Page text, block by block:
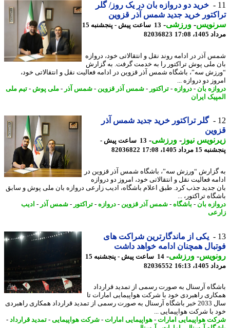
خرید دو دروازه بان در یک روز/ گلر
خرید جدید شمس آذر قزوین
-ورزشی-
13 ساعت پیش - پنجشنبه 15
17:08
82036823
آذر در ادامه روند نقل و انتقالاتی خود، دروازه
ملی پوش تراکتور را به خدمت گرفت. به گزارش
سه”، باشگاه شمس آذر قزوین در ادامه فعالیت نقل و انتقالاتی خود،
دو دروازه ...
بان-دروازه - تراکتور -شمس آذر قزوین -شمس آذر- ملی پوش-تیم ملی
ایران
گلر تراکتور خرید جدید شمس آذر
نیوز-ورزشی-
13 ساعت پیش -
1405، 17:08
82036822
“ورزش سه”، باشگاه شمس آذر قزوین در
فعالیت نقل و انتقالاتی خود، امروز دو دروازه
جدید جذب کرد. طبق اعلام باشگاه، ادیب زارعی دروازه بان ملی پوش و سابق
تراکتور، ...
بان-باشگاه-شمس آذر قزوین -دروازه - تراکتور -شمس آذر- ادیب
یکی از ماندگارترین شراکت های
همچنان ادامه خواهد داشت
-ورزشی-
14 ساعت پیش - پنجشنبه 15
16:13
82036552
آرسنال به صورت رسمی از تمدید قرارداد
راهبردی خود با شرکت هواپیمایی امارات تا
سال 2033 خبر باشگاه آرسنال به صورت رسمی از تمدید قرارداد همکاری راهبردی
با شرکت هواپیمایی ...
هواپیمایی امارات- هواپیمایی امارات- شرکت هواپیمایی-تمدید قرارداد -